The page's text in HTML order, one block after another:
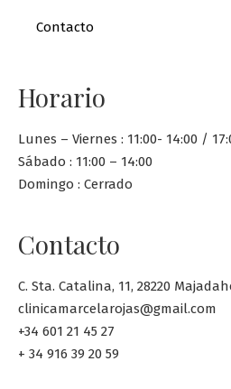
Contacto
Horario
Lunes – Viernes : 11:00- 14:00 /
Sábado : 11:00 – 14:00
Domingo : Cerrado
Contacto
C. Sta. Catalina, 11, 28220
clinicamarcelarojas@gmail.com
+34 601 21 45 27
+ 34 916 39 20 59